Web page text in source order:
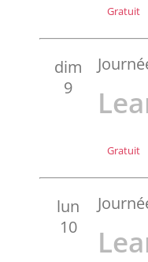
Gratuit
dim
9
Gratuit
lun
10